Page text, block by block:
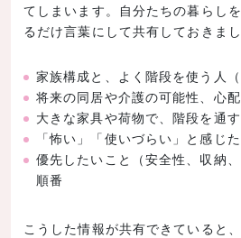
てしまいます。自分たちの暮らし
るだけ言葉にして共有しておきまし
家族構成と、よく階段を使う人（
将来の同居や介護の可能性、心
大きな家具や荷物で、階段を通
「怖い」「使いづらい」と感じ
優先したいこと（安全性、収納
順番
こうした情報が共有できていると